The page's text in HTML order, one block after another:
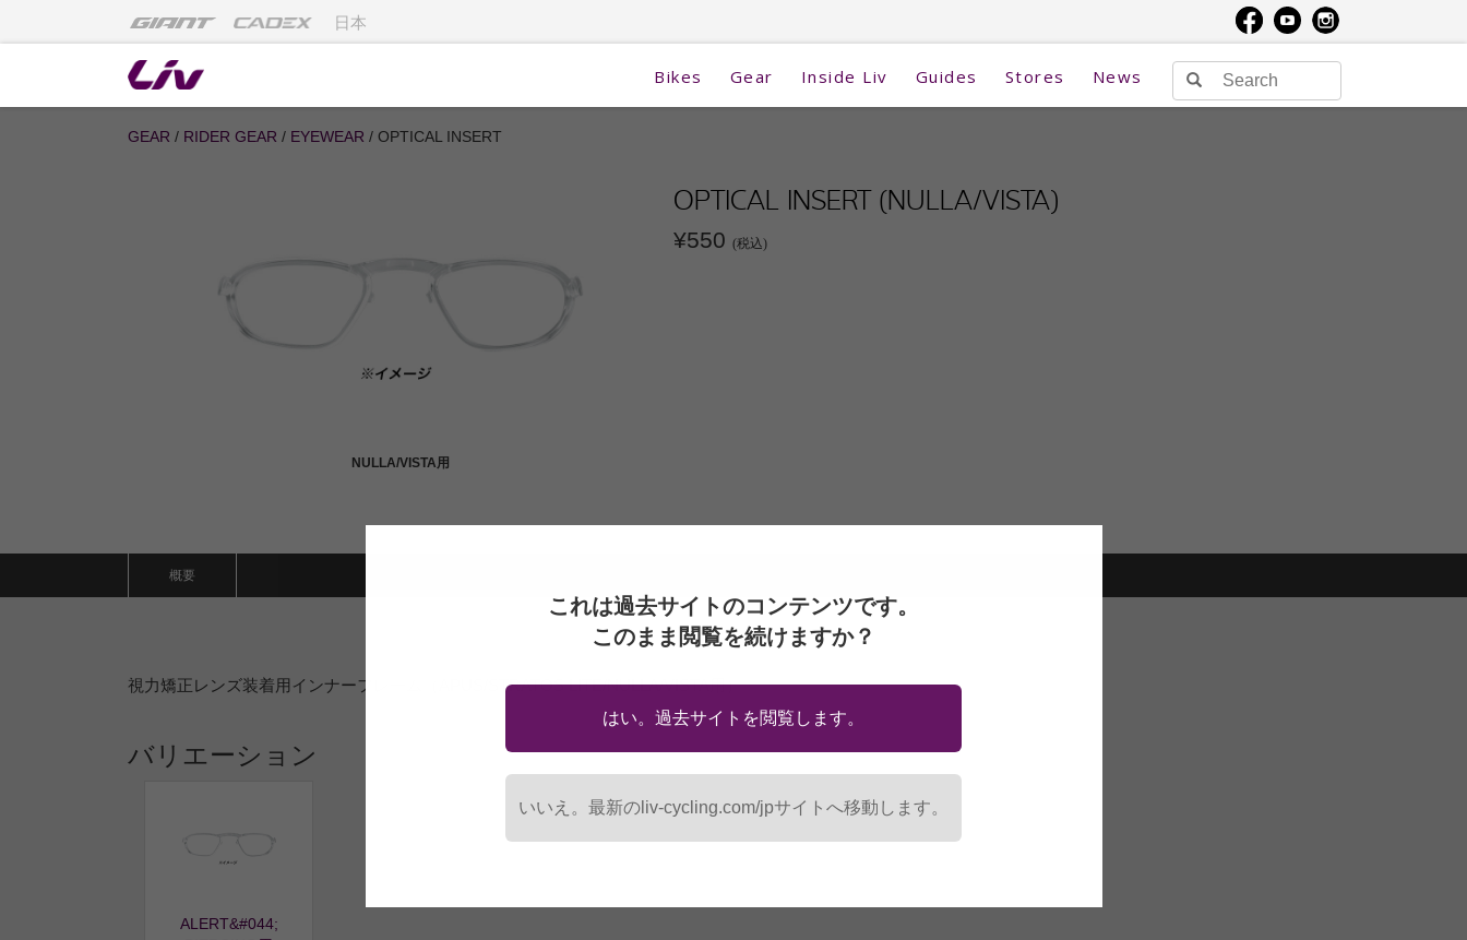
日本
Bikes Gear Inside Liv Guides Stores News
GEAR / RIDER GEAR / EYEWEAR / OPTICAL INSERT
NULLA/VISTA用
OPTICAL INSERT (NULLA/VISTA)
¥550 (税込)
概要
視力矯正レンズ装着用インナーフレーム（APUS/STRATOS LITE/NULLA/VISTA用）
バリエーション
ALERT&#044;
これは過去サイトのコンテンツです。
このまま閲覧を続けますか？
はい。過去サイトを閲覧します。
いいえ。最新のliv-cycling.com/jpサイトへ移動します。